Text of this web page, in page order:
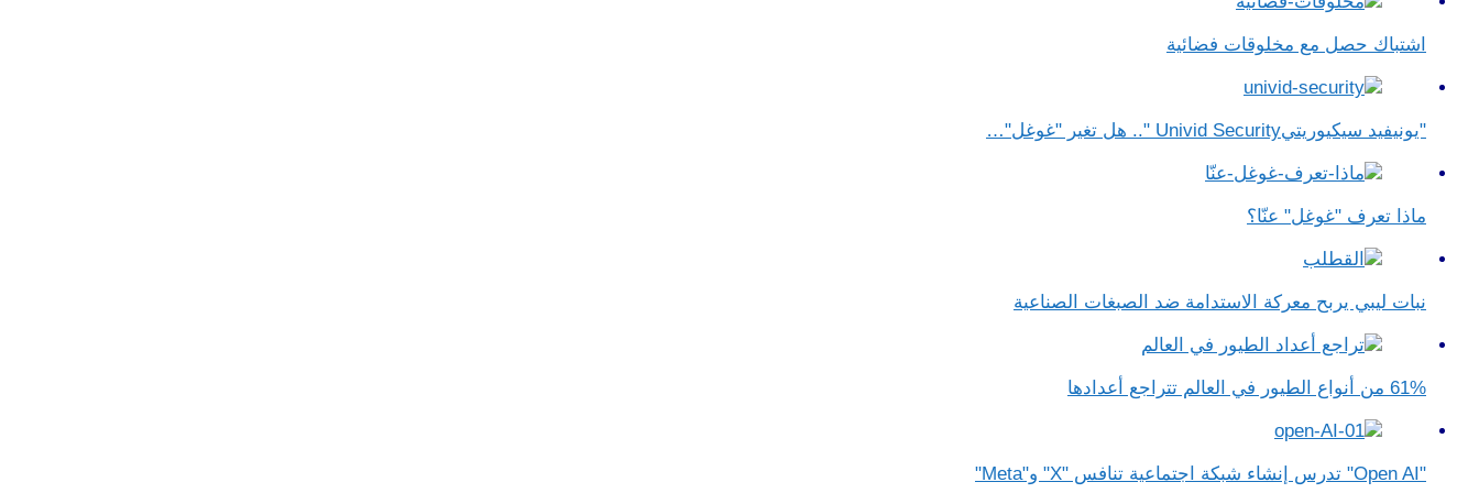
اشتباك حصل مع مخلوقات فضائية
"يونيفيد سيكيوريتيUnivid Security ".. هل تغير "غوغل"…
ماذا تعرف "غوغل" عنّا؟
نبات ليبي يربح معركة الاستدامة ضد الصبغات الصناعية
61% من أنواع الطيور في العالم تتراجع أعدادها
"Open AI" تدرس إنشاء شبكة اجتماعية تنافس "X" و"Meta"